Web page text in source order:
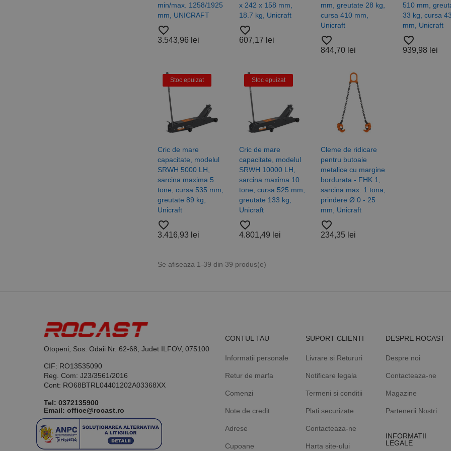
min/max. 1258/1925
mm, UNICRAFT
favorite_border
3.543,96 lei
x 242 x 158 mm,
18.7 kg, Unicraft
favorite_border
607,17 lei
mm, greutate 28 kg,
cursa 410 mm,
Unicraft
favorite_border
844,70 lei
510 mm,
33 kg, cursa
mm, Unicraft
favorite_border
939,98 lei
Stoc epuizat
Cric de mare
capacitate, modelul
SRWH 5000 LH,
sarcina maxima 5
tone, cursa 535 mm,
greutate 89 kg,
Unicraft
favorite_border
3.416,93 lei
Stoc epuizat
Cric de mare
capacitate, modelul
SRWH 10000 LH,
sarcina maxima 10
tone, cursa 525 mm,
greutate 133 kg,
Unicraft
favorite_border
4.801,49 lei
Cleme de ridicare
pentru butoaie
metalice cu margine
bordurata - FHK 1,
sarcina max. 1 tona,
prindere Ø 0 - 25
mm, Unicraft
favorite_border
234,35 lei
Se afiseaza 1-39 din 39 produs(e)
Otopeni, Sos. Odaii Nr. 62-68, Judet ILFOV, 075100
CIF: RO13535090
Reg. Com: J23/3561/2016
Cont: RO68BTRL04401202A03368XX
Tel: 0372135900
Email: office@rocast.ro
CONTUL TAU
Informatii personale
Retur de marfa
Comenzi
Note de credit
Adrese
Cupoane
SUPORT CLIENTI
Livrare si Retururi
Notificare legala
Termeni si conditii
Plati securizate
Contacteaza-ne
Harta site-ului
DESPRE ROCAST
Despre noi
Contacteaza-ne
Magazine
Partenerii Nostri
INFORMATII
LEGALE
_ga_DLLLWQBGGX
.rocast.ro 2 ani Acest cookie este folosit de Google Analytics pentru a